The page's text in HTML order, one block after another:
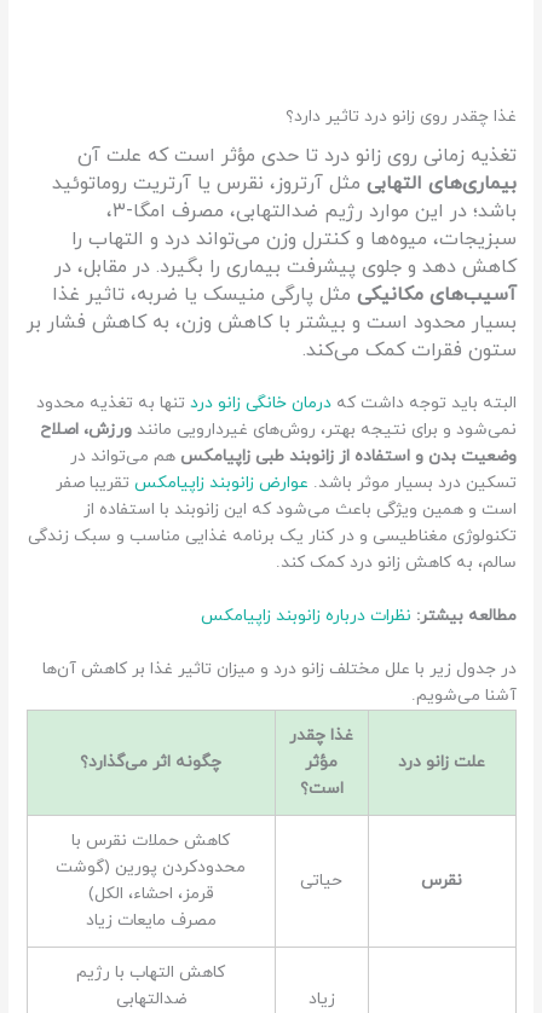
غذا چقدر روی زانو درد تاثیر دارد؟
تغذیه زمانی روی زانو درد تا حدی مؤثر است که علت آن
بیماری‌های التهابی مثل آرتروز، نقرس یا آرتریت روماتوئید
باشد؛ در این موارد رژیم ضدالتهابی، مصرف امگا-۳،
سبزیجات، میوه‌ها و کنترل وزن می‌تواند درد و التهاب را
کاهش دهد و جلوی پیشرفت بیماری را بگیرد. در مقابل، در
آسیب‌های مکانیکی مثل پارگی منیسک یا ضربه، تاثیر غذا
بسیار محدود است و بیشتر با کاهش وزن، به کاهش فشار بر
ستون فقرات کمک می‌کند.
البته باید توجه داشت کهدرمان خانگی زانو درد تنها به تغذیه محدود
نمی‌شود و برای نتیجه بهتر، روش‌های غیردارویی مانندورزش، اصلاح
وضعیت بدن و استفاده از زانوبند طبی زاپیامکس هم می‌تواند در
تسکین درد بسیار موثر باشد. عوارض زانوبند زاپیامکس تقریبا صفر
است و همین ویژگی باعث می‌شود که این زانوبند با استفاده از
تکنولوژی مغناطیسی و در کنار یک برنامه غذایی مناسب و سبک زندگی
سالم، به کاهش زانو درد کمک کند.
مطالعه بیشتر: نظرات درباره زانوبند زاپیامکس
در جدول زیر با علل مختلف زانو درد و میزان تاثیر غذا بر کاهش آن‌ها
آشنا می‌شویم.
علت زانو درد
غذا چقدر
مؤثر
است؟
چگونه اثر می‌گذارد؟
نقرس حیاتی
کاهش حملات نقرس با
محدودکردن پورین (گوشت
قرمز، احشاء، الکل)
مصرف مایعات زیاد
زیاد
کاهش التهاب با رژیم
ضدالتهابی